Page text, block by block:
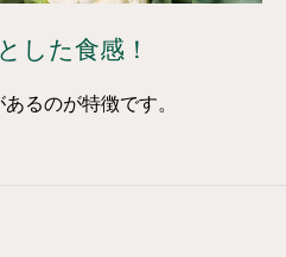
した食感！
るのが特徴です。